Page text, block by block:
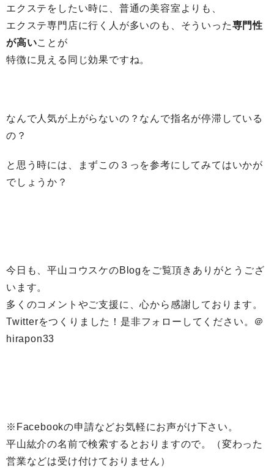
エクステをしたい時に、普通の美容室よりも、
エクステ専門店に行く人が多いのも、そういった専門性
が高いことが
特徴に見える同じ効果ですね。
なんで人気が上がらないの？なんで指名が停滞している
の？
と思う時には、まずこの３っを参考にしてみてはいかが
でしょうか？
今日も、平山コウスケのBlogをご覧頂きありがとうござ
います。
多くのコメントやご支援に、心から感謝しております。
Twitterをつくりました！是非フォローしてください。＠
hirapon33
※Facebookの申請などお気軽にお声がけ下さい。
平山紘介の名前で検索するとおりますので。（変わった
営業などは受け付けておりません）